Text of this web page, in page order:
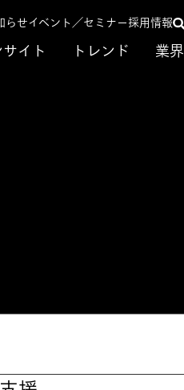
イト トレンド 業界
らせイベント／セミナー採用情報